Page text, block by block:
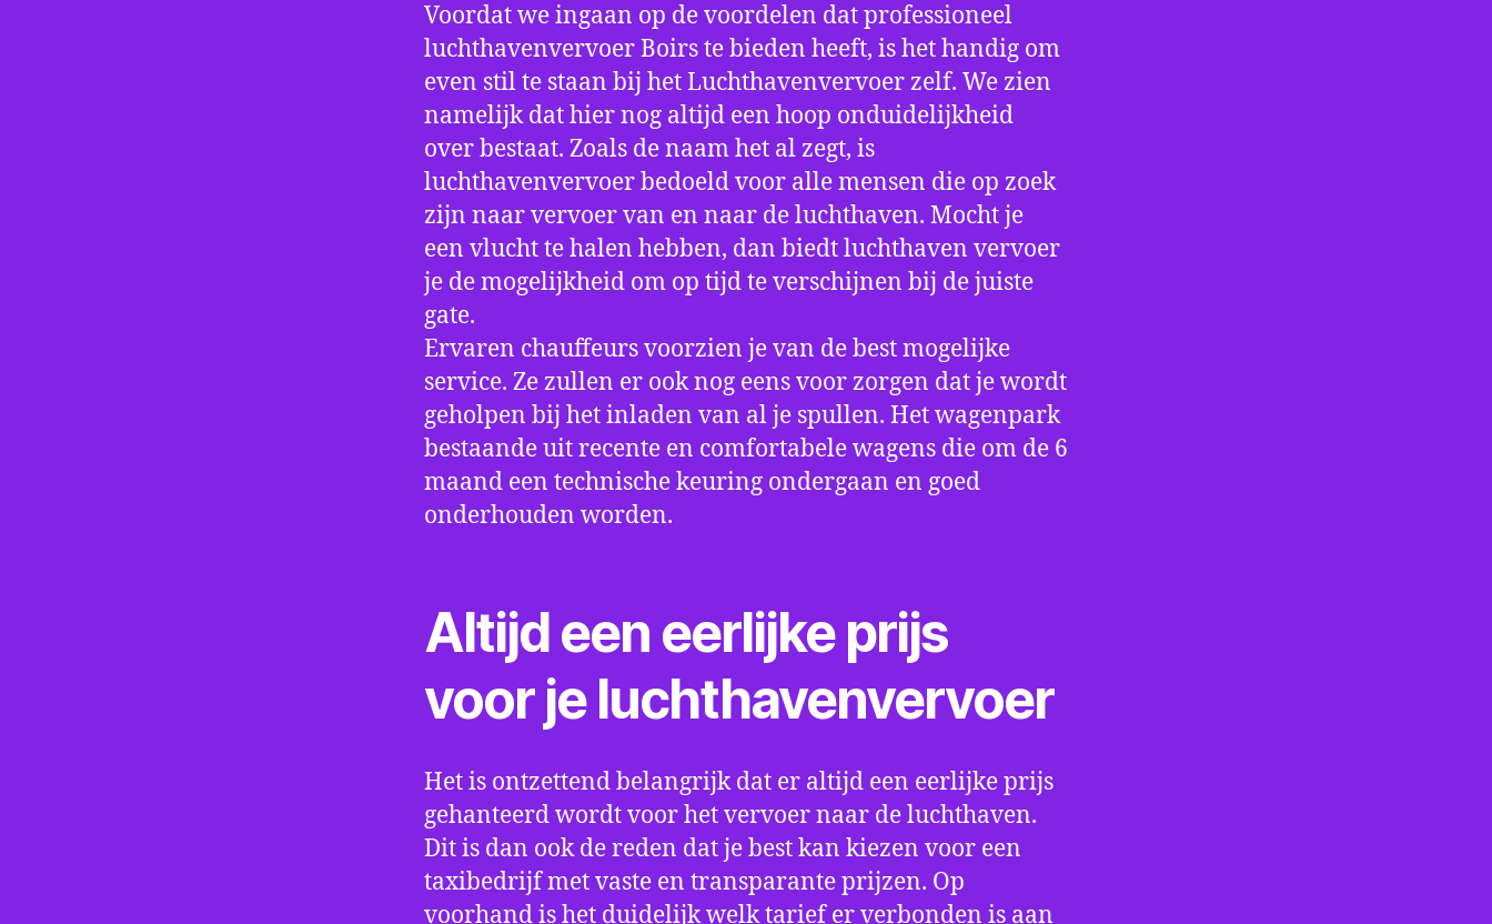
Voordat we ingaan op de voordelen dat professioneel
luchthavenvervoer Boirs te bieden heeft, is het handig om
even stil te staan bij het Luchthavenvervoer zelf. We zien
namelijk dat hier nog altijd een hoop onduidelijkheid
over bestaat. Zoals de naam het al zegt, is
luchthavenvervoer bedoeld voor alle mensen die op zoek
zijn naar vervoer van en naar de luchthaven. Mocht je
een vlucht te halen hebben, dan biedt luchthaven vervoer
je de mogelijkheid om op tijd te verschijnen bij de juiste
gate.
Ervaren chauffeurs voorzien je van de best mogelijke
service. Ze zullen er ook nog eens voor zorgen dat je wordt
geholpen bij het inladen van al je spullen. Het wagenpark
bestaande uit recente en comfortabele wagens die om de 6
maand een technische keuring ondergaan en goed
onderhouden worden.
Altijd een eerlijke prijs
voor je luchthavenvervoer
Het is ontzettend belangrijk dat er altijd een eerlijke prijs
gehanteerd wordt voor het vervoer naar de luchthaven.
Dit is dan ook de reden dat je best kan kiezen voor een
taxibedrijf met vaste en transparante prijzen. Op
voorhand is het duidelijk welk tarief er verbonden is aan